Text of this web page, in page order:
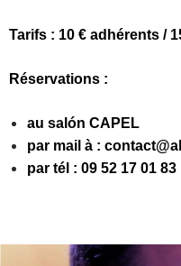
Tarifs : 10 € adhérents /
Réservations :
au salón CAPEL
par mail à :
par tél : 09 52 17 01 83